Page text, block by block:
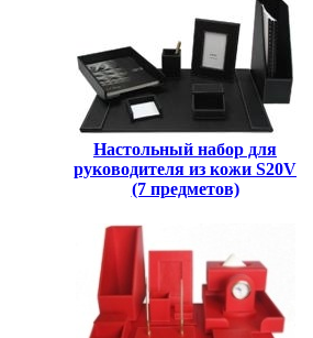
Настольный набор для
руководителя из кожи S20V
(7 предметов)